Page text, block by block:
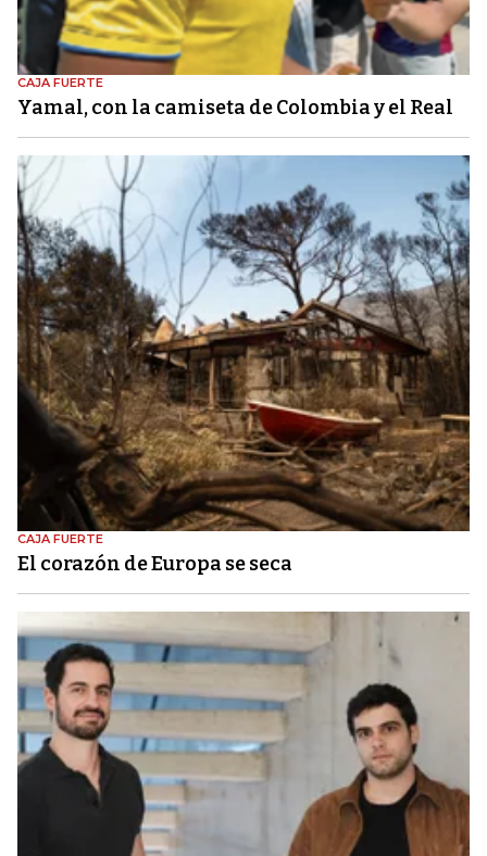
CAJA FUERTE
Yamal, con la camiseta de Colombia y el Real
CAJA FUERTE
El corazón de Europa se seca